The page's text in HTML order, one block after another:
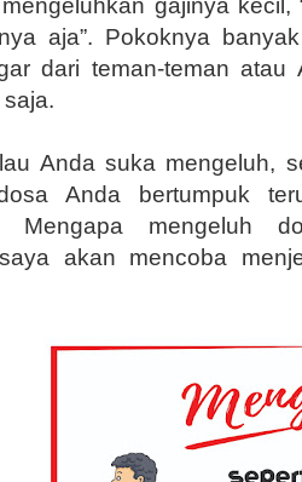
gajinya kecil,
aja”. Pokoknya
dari teman-teman atau
Anda suka mengeluh,
Anda bertumpuk
Mengapa mengeluh
akan mencoba